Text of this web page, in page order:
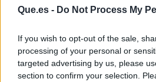
Que.es - Do Not Process My
If you wish to opt-out of the sale,
processing of your personal or
targeted advertising by us, please
section to confirm your selection.